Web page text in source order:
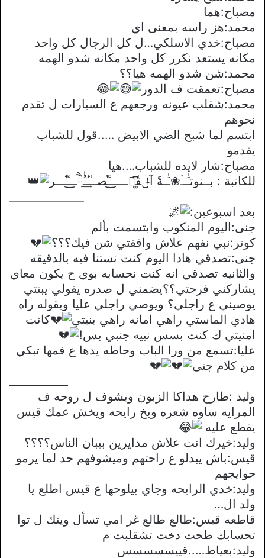
مصباح:هما
محمد:هز راسه بمعنى اي
مصباح:خدي الاسلكي…ل كل الرجال كل واحد
مكانه يستعد نكرر كل واحد مكانه شدو الهمه
محمد:شن شدو الهمه هيا؟؟
مصباح:تعمقت ف الدور
محمد:شقلب عيونه ورجعهم ع السيارات ل تقدم
نحوهم
ابتسم لما شبح الضي الابيض …..قول للشباب
يقدمو
مصباح:شار لايده للشباب….هيا
للكاتبة : بــنوتـَٰــۘ❀ـَٰـةً آݪقٰཻ͚͆ـــــ͒͜ـًصــٰـُ͢ـُٰཻــ͒͜ـًـــر
بعد اسبوعين:
جنى:اليوم المنكوب وابتسمت بألم
كوتر:نبي نفهم علاش وافقتي شن فيك؟؟؟
جنى:تصدقي هادا اليوم كنت نستنا فيه بالدقيقه
والثانيه تصدقي انه كنت نحسابه بوي ح يكون معاي
يشاركني فرحتي؟؟يضمني ل صدره يقولي يبنتي
يوصيني ع راجلي؟ ويوصي راجلي عليا ويقوله راه
هادي الماستي راهي امانه راهي بنيتي
كانت
امنيتي ك كنت بسس نبيه جنبي بس!
عليا:تسمع من ورا الباب وحاطه يدها ع فمها تبكي
من كلام جنى
وليد :طارح هداكا الزبون ويشوف ل روحه ف
المرايه ساوه شعره وبخ رايحه ويخش عمك قيس
يقطع عليه
وليد:خيرك انت علاش مدايرين بيبان الناس؟؟؟؟
قيس:باش يبدلو ع راحتهم وميشوفهم حد لما يرمو
حوايجهم
وليد:خدي الرايحه وجاي بيلوحها ع قيس اطلع يا
ولد ال…
قاطعه قيس:طالع طالع غر امي تسأل وينك ل توا
تحسابك طحت دخت تشقلبت م
وليد:بعياط…..قييسسسسس